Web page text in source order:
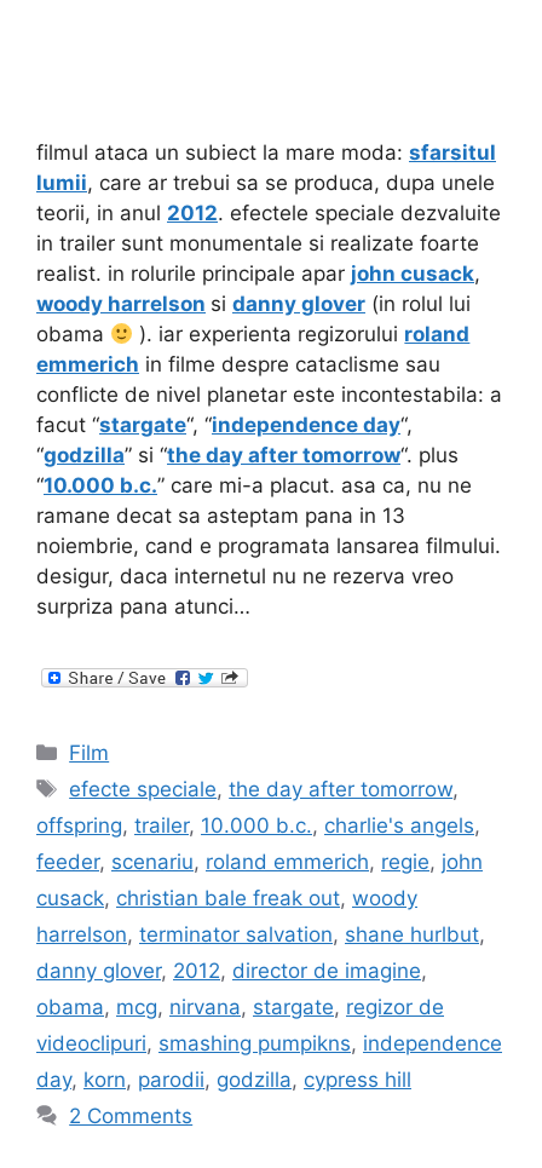
filmul ataca un subiect la mare moda: sfarsitul
lumii, care ar trebui sa se produca, dupa unele
teorii, in anul 2012. efectele speciale dezvaluite
in trailer sunt monumentale si realizate foarte
realist. in rolurile principale apar john cusack,
woody harrelson si danny glover (in rolul lui
obama
). iar experienta regizorului roland
emmerich in filme despre cataclisme sau
conflicte de nivel planetar este incontestabila: a
facut “stargate“, “independence day“,
“godzilla” si “the day after tomorrow“. plus
“10.000 b.c.” care mi-a placut. asa ca, nu ne
ramane decat sa asteptam pana in 13
noiembrie, cand e programata lansarea filmului.
desigur, daca internetul nu ne rezerva vreo
surpriza pana atunci…
Categories
Film
Tags
efecte speciale,the day after tomorrow,
offspring, trailer, 10.000 b.c., charlie's angels,
feeder, scenariu, roland emmerich, regie, john
cusack, christian bale freak out, woody
harrelson, terminator salvation, shane hurlbut,
danny glover, 2012, director de imagine,
obama, mcg, nirvana, stargate, regizor de
videoclipuri, smashing pumpikns, independence
day, korn, parodii, godzilla, cypress hill
2 Comments